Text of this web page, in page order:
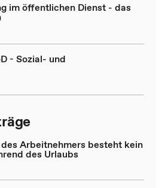
im öffentlichen Dienst - das
- Sozial- und
Arbeitnehmers besteht kein
des Urlaubs